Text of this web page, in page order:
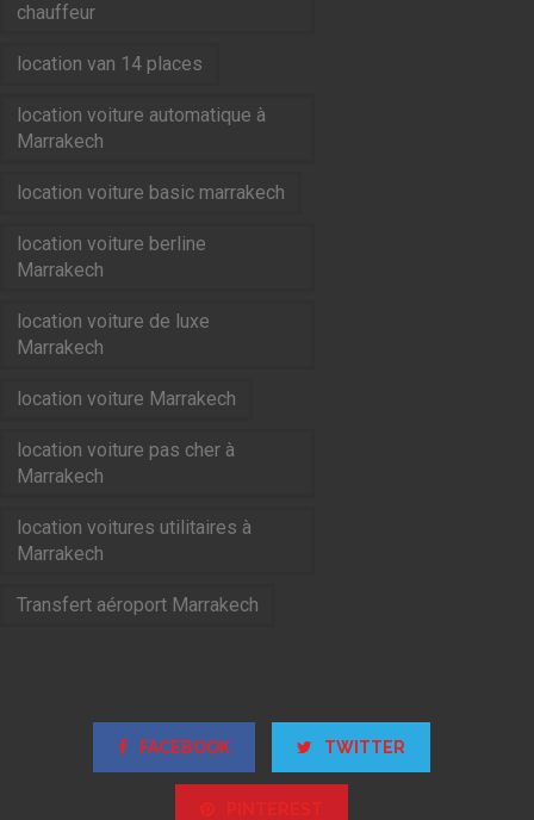
chauffeur
location van 14 places
location voiture automatique à
Marrakech
location voiture basic marrakech
location voiture berline
Marrakech
location voiture de luxe
Marrakech
location voiture Marrakech
location voiture pas cher à
Marrakech
location voitures utilitaires à
Marrakech
Transfert aéroport Marrakech
FACEBOOK TWITTER
PINTEREST